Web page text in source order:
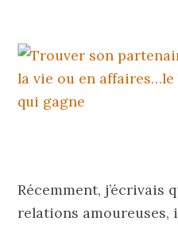
Récemment, j’écrivais
relations amoureuses,